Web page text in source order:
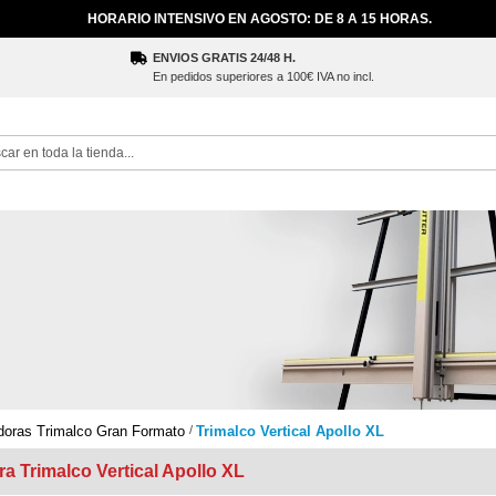
HORARIO INTENSIVO EN AGOSTO: DE 8 A 15 HORAS.
ENVIOS GRATIS 24/48 H.
En pedidos superiores a 100€ IVA no incl.
Trimalco Gran Formato Trimalco Vertical Apollo XL
Trimalco Vertical Apollo XL